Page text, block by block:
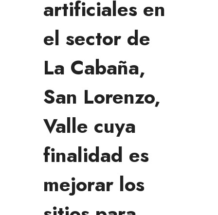
artificiales en
el sector de
La Cabaña,
San Lorenzo,
Valle cuya
finalidad es
mejorar los